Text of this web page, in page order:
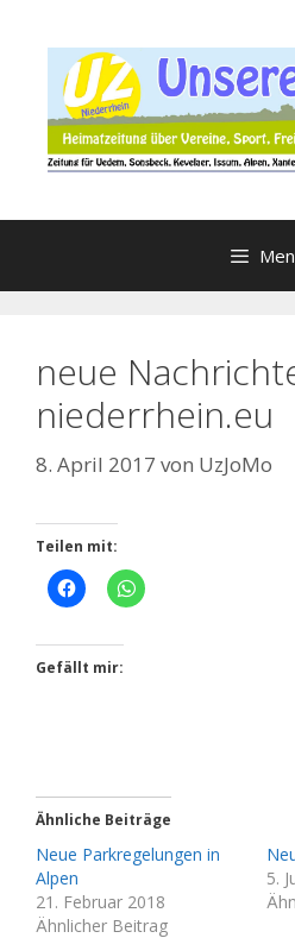
Inhalt
springen
neue
niederrhein.eu
8. April 2017 von UzJoMo
Teilen mit:
Gefällt mir:
Ähnliche Beiträge
Neue Parkregelungen in
Alpen
21. Februar 2018
Ähnlicher Beitrag
5.